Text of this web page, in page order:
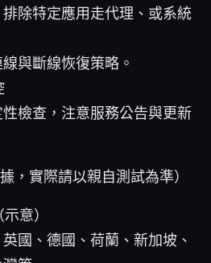
除特定應用走代理、或系統
與斷線恢復策略。
檢查，注意服務公告與更新
，實際請以親自測試為準）
意）
國、德國、荷蘭、新加坡、